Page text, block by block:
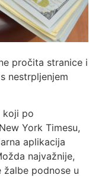
pročita stranice i
nestrpljenjem
koji po
York Timesu,
aplikacija
najvažnije,
podnose u